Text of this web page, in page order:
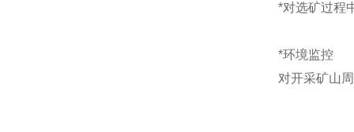
*对选矿过程
*环境监控
对开采矿山